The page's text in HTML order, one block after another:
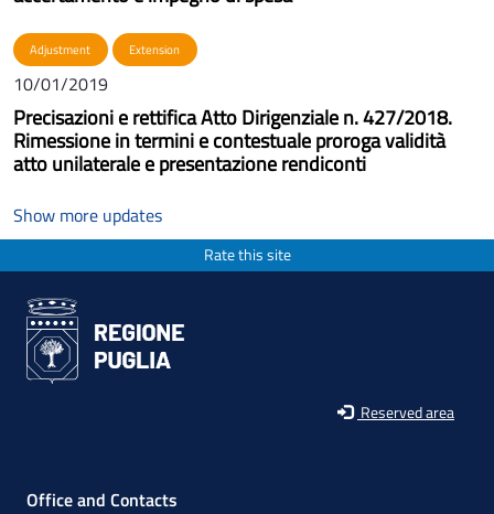
Adjustment Extension
10/01/2019
Precisazioni e rettifica Atto Dirigenziale n. 427/2018.
Rimessione in termini e contestuale proroga validità
atto unilaterale e presentazione rendiconti
Show more updates
Rate this site
Reserved area
Office and Contacts